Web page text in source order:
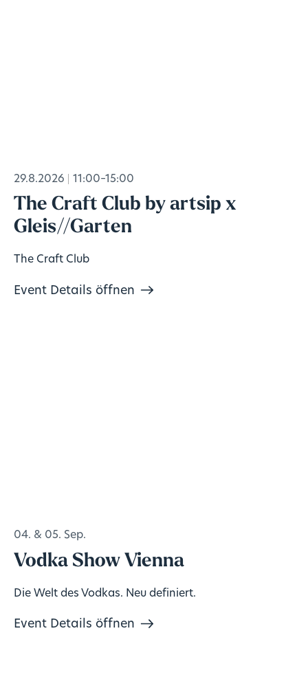
29.8.2026 11:00–15:00
The Craft Club by artsip x
Gleis//Garten
The Craft Club
Event Details öffnen
04. & 05. Sep.
Vodka Show Vienna
Die Welt des Vodkas. Neu definiert.
Event Details öffnen